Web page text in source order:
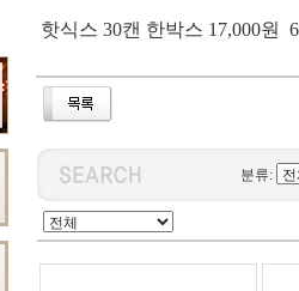
핫식스 30캔 한박스 17,000원
분류: